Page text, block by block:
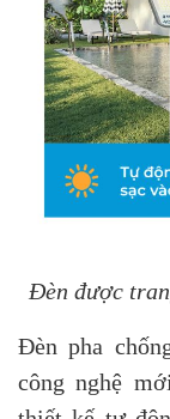
Đèn được
Đèn pha
công nghệ